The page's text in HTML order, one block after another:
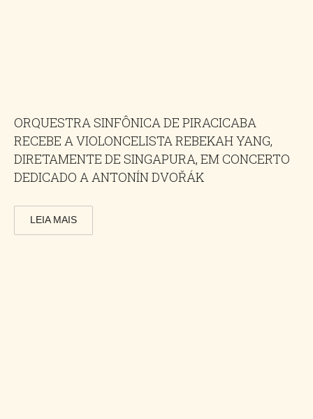
ORQUESTRA SINFÔNICA DE PIRACICABA
RECEBE A VIOLONCELISTA REBEKAH YANG,
DIRETAMENTE DE SINGAPURA, EM CONCERTO
DEDICADO A ANTONÍN DVOŘÁK
LEIA MAIS